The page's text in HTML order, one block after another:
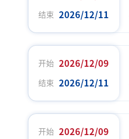
结束 2026/12/11
开始 2026/12/09
结束 2026/12/11
开始 2026/12/09